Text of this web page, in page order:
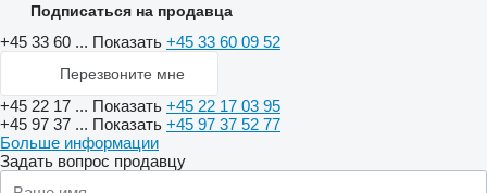
Подписаться на продавца
+45 33 60 ... Показать +45 33 60 09 52
Перезвоните мне
+45 22 17 ... Показать +45 22 17 03 95
+45 97 37 ... Показать +45 97 37 52 77
Больше информации
Задать вопрос продавцу